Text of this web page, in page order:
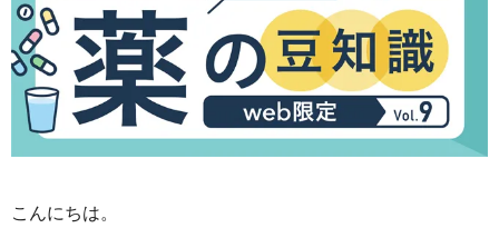
こんにちは。